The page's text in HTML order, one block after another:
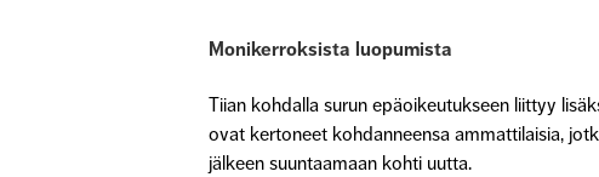
Monikerroksista luopumista
Tiian kohdalla surun epäoikeutukseen liittyy
ovat kertoneet kohdanneensa ammattilaisia,
jälkeen suuntaamaan kohti uutta.